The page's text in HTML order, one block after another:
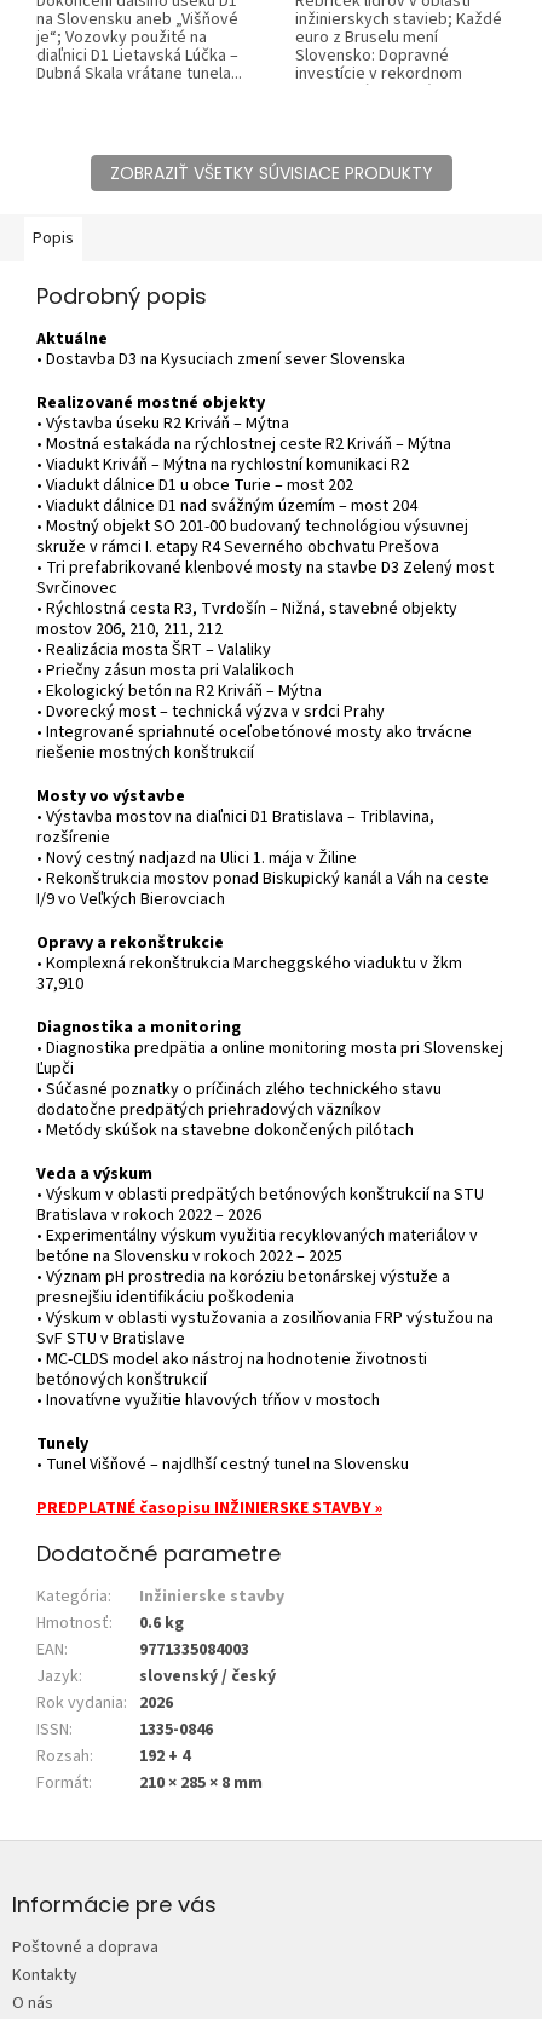
na Slovensku aneb „Višňové
je“; Vozovky použité na
diaľnici D1 Lietavská Lúčka –
Dubná Skala vrátane tunela...
inžinierskych stavieb; Každé
euro z Bruselu mení
Slovensko: Dopravné
investície v rekordnom
tempe; Rýchlostná...
ZOBRAZIŤ VŠETKY SÚVISIACE PRODUKTY
Popis
Podrobný popis
Aktuálne
• Dostavba D3 na Kysuciach zmení sever Slovenska
Realizované mostné objekty
• Výstavba úseku R2 Kriváň – Mýtna
• Mostná estakáda na rýchlostnej ceste R2 Kriváň – Mýtna
• Viadukt Kriváň – Mýtna na rychlostní komunikaci R2
• Viadukt dálnice D1 u obce Turie – most 202
• Viadukt dálnice D1 nad svážným územím – most 204
• Mostný objekt SO 201-00 budovaný technológiou výsuvnej
skruže v rámci I. etapy R4 Severného obchvatu Prešova
• Tri prefabrikované klenbové mosty na stavbe D3 Zelený most
Svrčinovec
• Rýchlostná cesta R3, Tvrdošín – Nižná, stavebné objekty
mostov 206, 210, 211, 212
• Realizácia mosta ŠRT – Valaliky
• Priečny zásun mosta pri Valalikoch
• Ekologický betón na R2 Kriváň – Mýtna
• Dvorecký most – technická výzva v srdci Prahy
• Integrované spriahnuté oceľobetónové mosty ako trvácne
riešenie mostných konštrukcií
Mosty vo výstavbe
• Výstavba mostov na diaľnici D1 Bratislava – Triblavina,
rozšírenie
• Nový cestný nadjazd na Ulici 1. mája v Žiline
• Rekonštrukcia mostov ponad Biskupický kanál a Váh na ceste
I/9 vo Veľkých Bierovciach
Opravy a rekonštrukcie
• Komplexná rekonštrukcia Marcheggského viaduktu v žkm
37,910
Diagnostika a monitoring
• Diagnostika predpätia a online monitoring mosta pri Slovenskej
Ľupči
• Súčasné poznatky o príčinách zlého technického stavu
dodatočne predpätých priehradových väzníkov
• Metódy skúšok na stavebne dokončených pilótach
Veda a výskum
• Výskum v oblasti predpätých betónových konštrukcií na STU
Bratislava v rokoch 2022 – 2026
• Experimentálny výskum využitia recyklovaných materiálov v
betóne na Slovensku v rokoch 2022 – 2025
• Význam pH prostredia na koróziu betonárskej výstuže a
presnejšiu identifikáciu poškodenia
• Výskum v oblasti vystužovania a zosilňovania FRP výstužou na
SvF STU v Bratislave
• MC-CLDS model ako nástroj na hodnotenie životnosti
betónových konštrukcií
• Inovatívne využitie hlavových tŕňov v mostoch
Tunely
• Tunel Višňové – najdlhší cestný tunel na Slovensku
PREDPLATNÉ časopisu INŽINIERSKE STAVBY »
Dodatočné parametre
Kategória:
Inžinierske stavby
Hmotnosť:
0.6 kg
EAN:
9771335084003
Jazyk:
slovenský / český
Rok vydania: 2026
ISSN:
1335-0846
Rozsah:
192 + 4
Formát: 210 × 285 × 8 mm
p
e
Informácie pre vás
Poštovné a doprava
Kontakty
O nás